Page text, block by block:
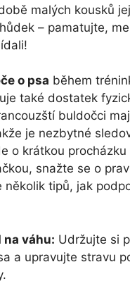
malých kousků
– pamatujte,
o psa během
také dostatek
buldočci
je nezbytné
o krátkou procházku
snažte se o
několik tipů, jak
na váhu: Udržujte si
a upravujte stravu